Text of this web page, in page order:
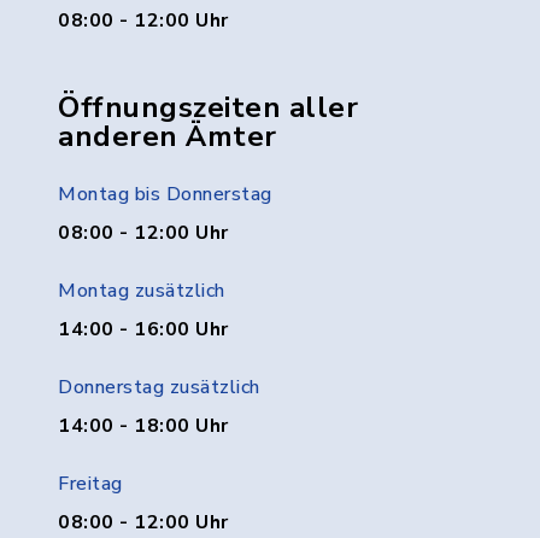
08:00 - 12:00 Uhr
Öffnungszeiten aller
anderen Ämter
Montag bis Donnerstag
08:00 - 12:00 Uhr
Montag zusätzlich
14:00 - 16:00 Uhr
Donnerstag zusätzlich
14:00 - 18:00 Uhr
Freitag
08:00 - 12:00 Uhr